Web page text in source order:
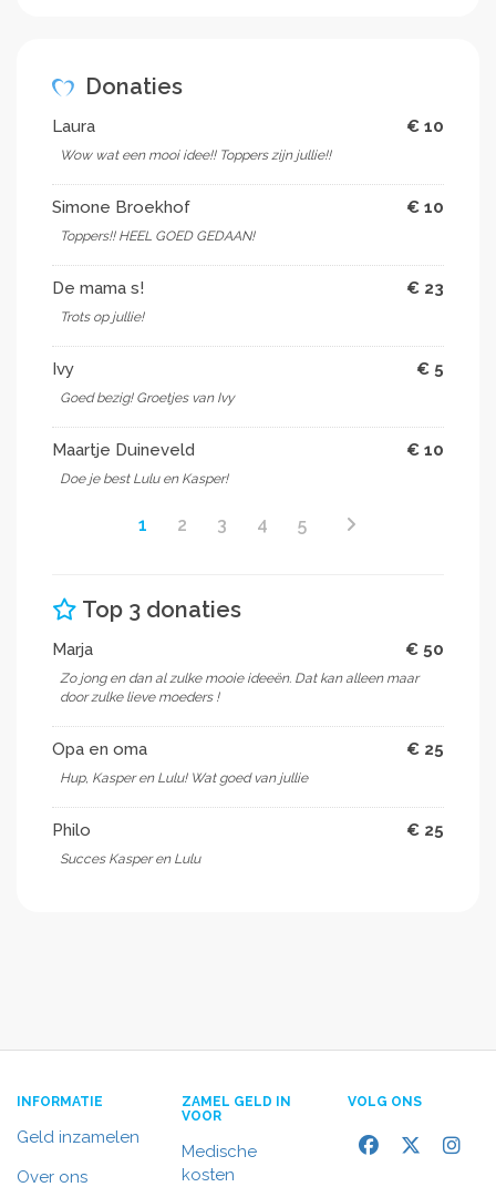
Donaties
Laura € 10
Wow wat een mooi idee!! Toppers zijn jullie!!
Simone Broekhof € 10
Toppers!! HEEL GOED GEDAAN!
De mama s! € 23
Trots op jullie!
Ivy € 5
Goed bezig! Groetjes van Ivy
Maartje Duineveld € 10
Doe je best Lulu en Kasper!
1 2 3 4 5
Top 3 donaties
Marja € 50
Zo jong en dan al zulke mooie ideeën. Dat kan alleen maar
door zulke lieve moeders !
Opa en oma € 25
Hup, Kasper en Lulu! Wat goed van jullie
Philo € 25
Succes Kasper en Lulu
INFORMATIE
Geld inzamelen
Over ons
ZAMEL GELD IN
VOOR
Medische
kosten
VOLG ONS